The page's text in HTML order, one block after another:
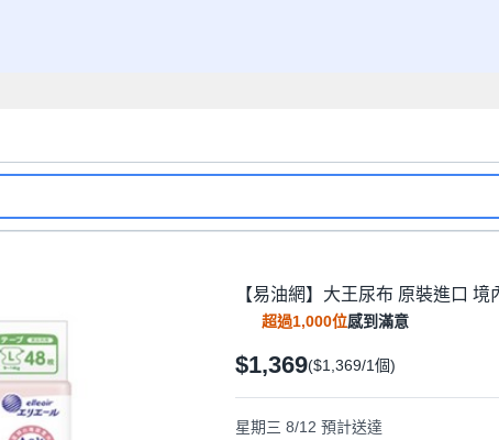
【易油網】大王尿布 原裝進口
超過1,000位感到滿意
$1,369($1,369/1個)
星期三 8/12 預計送達